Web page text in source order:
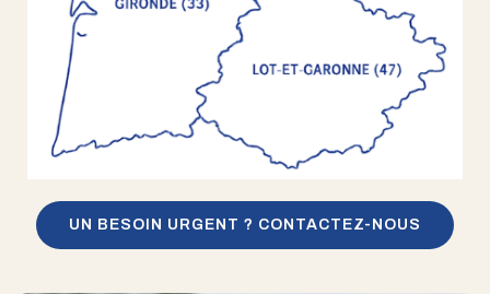
UN BESOIN URGENT ? CONTACTEZ-NOUS